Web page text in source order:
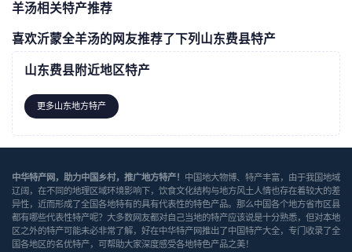
羊汤相关特产推荐
喜欢沂蒙全羊汤的网友推荐了下列山东费县特产
山东费县附近地区特产
更多山东地方特产
中华特产网，助力中国乡村，推广地方特产！ 中国地大物博、特产丰富，由于我国地域
辽阔，在不同的地理区域环境影响下，饮食文化结构与地方风土人情也存在着较大的差
异性，近而形成了全国各地特有的具有代表性的特色产品。那么中国各个地方省市区县
都有哪些代表性特产呢？大多数网友都对自己当地的特产应该说是十分熟悉，但对本地
区之外的特产可能未必非常了解，好在中华特产网推出了中国特产大全，专门收录了全
国各地区的名优特产，可帮助大家深度感受各地特色产品之美！